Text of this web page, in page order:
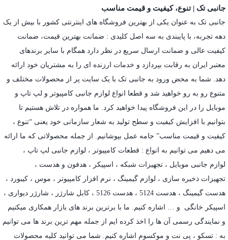
جانبی تک | تنوع، کیفیت و قیمت مناسب
جانبی تک به عنوان یکی از بهترین فروشگاه های اینترنتی کشور با بیش از یک
دهه تجربه، با پایبندی به سه اصل کلیدی : ضمانت بهترین قیمت، ضمانت
کیفیت عالی و ضمانت ارسال سریع در نظر دارد همگام با سایر برندهای
معتبر ایران به رقابت بپردازد و خدمات ارزنده ای را به مشتریان خود ارائه
دهد. شما به محض ورود به جانبی تک با یک سایت پر از محصولات مختلف و
متنوع رو به رو خواهید شد و قطعا انواع لوازم جانبی کامپیوتر و لپ تاپ و
موبایل را در این فروشگاه پیدا خواهید کرد. ما همواره در تلاش هستیم تا
بتوانیم با افزایش کیفیت و سطح تولید به شعار سازمانی خود یعنی “تنوع ،
کیفیت و قیمت مناسب” جامه عمل بپوشانیم. از جمله محصولاتی که ما ارائه
می دهیم می توانیم به انواع : قطعات کامپیوتر ، لوازم جانبی لپ تاپ ،
لوازم جانبی موبایل ، تجهیزات شبکه ، اسپیکر ، هدفون و هدست ،
تجهیزات ذخیره سازی ، لوازم گیمینگ ، نرم افزار کامپیوتر ، موس ، کیبورد ،
هدست گیمینگ ، هدست 5124 ، هدست 5126 ، کابل شارژر ، شارژر دیواری ،
اسپیکر خانگی و … اشاره کنیم. ما با برترین برند های بازار همکاری میکنیم
و نمایندگی رسمی آن ها را اخذ کرده ایم از جمله مهم ترین برند ها می توانیم
به : تسکو ، پی نت و موکسوم اشاره کنیم. شما می توانید کلیه محصولات